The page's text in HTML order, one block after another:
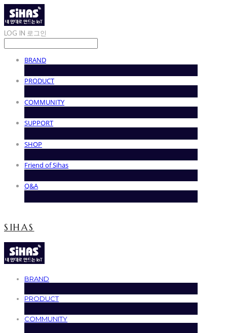
LOG IN 로그인
BRAND
PRODUCT
COMMUNITY
SUPPORT
SHOP
Friend of Sihas
Q&A
SIHAS
BRAND
PRODUCT
COMMUNITY